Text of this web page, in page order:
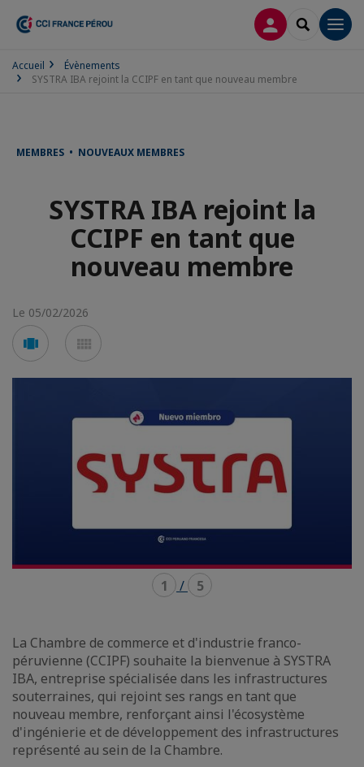
CONNEXION
Accueil
Évènements
SYSTRA IBA rejoint la CCIPF en tant que nouveau membre
MEMBRES • NOUVEAUX MEMBRES
SYSTRA IBA rejoint la
CCIPF en tant que
nouveau membre
Le 05/02/2026
Voir
en
en
1 / 5
La Chambre de commerce et d'industrie franco-
péruvienne (CCIPF) souhaite la bienvenue à SYSTRA
IBA, entreprise spécialisée dans les infrastructures
souterraines, qui rejoint ses rangs en tant que
nouveau membre, renforçant ainsi l'écosystème
d'ingénierie et de développement des infrastructures
représenté au sein de la Chambre.